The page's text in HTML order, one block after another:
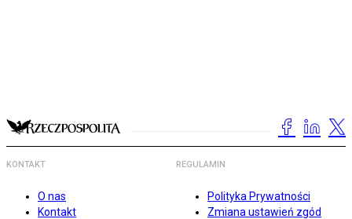
KONTAKT
O nas
Kontakt
REGULAMIN
Polityka Prywatności
Zmiana ustawień zgód